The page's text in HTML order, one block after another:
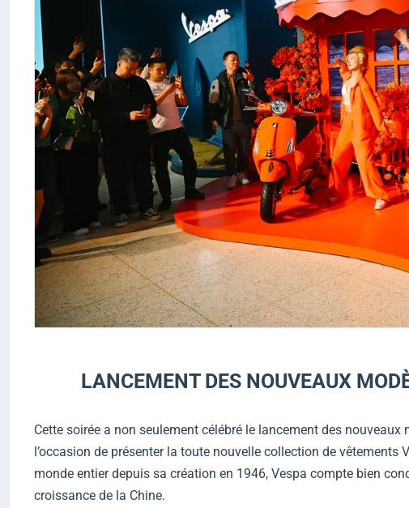
LANCEMENT DES NOUVEAUX
Cette soirée a non seulement célébré le lancement des nouveaux
l’occasion de présenter la toute nouvelle collection de vêtements
monde entier depuis sa création en 1946, Vespa compte bien
croissance de la Chine.